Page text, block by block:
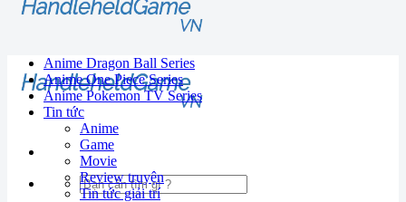
Anime Dragon Ball Series
Anime One Piece Series
Anime Pokemon TV Series
Tin tức
Anime
Game
Movie
Review truyện
Tin tức giải trí